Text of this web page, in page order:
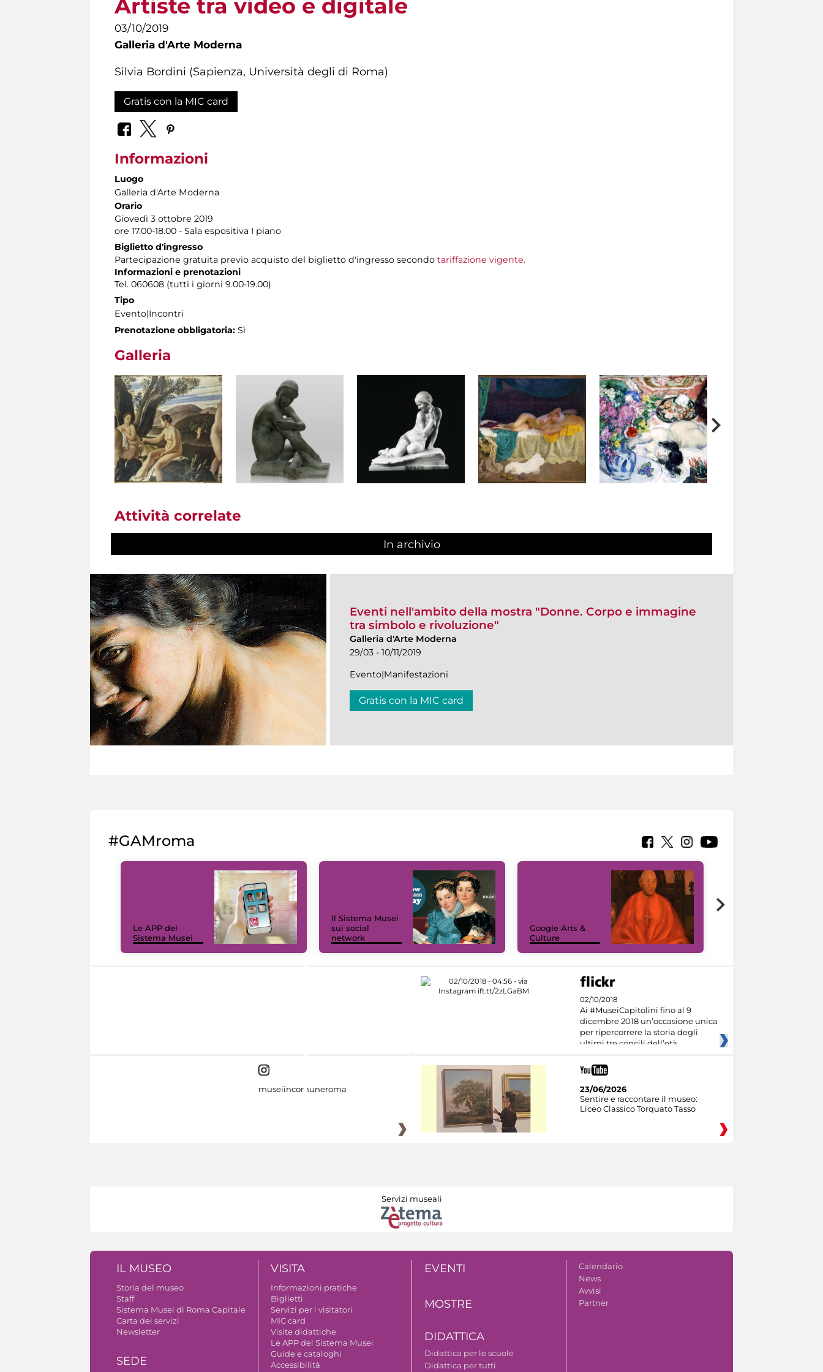
Artiste tra video e digitale
03/10/2019
Galleria d'Arte Moderna
Silvia Bordini (Sapienza, Università degli di Roma)
Gratis con la MIC card
Informazioni
Luogo
Galleria d'Arte Moderna
Orario
Giovedì 3 ottobre 2019
ore 17.00-18.00 - Sala espositiva I piano
Biglietto d'ingresso
Partecipazione gratuita previo acquisto del biglietto d'ingresso secondo tariffazione vigente.
Informazioni e prenotazioni
Tel. 060608 (tutti i giorni 9.00-19.00)
Tipo
Evento|Incontri
Prenotazione obbligatoria: Sì
Galleria
Attività correlate
In archivio
Eventi nell'ambito della mostra "Donne. Corpo e immagine
tra simbolo e rivoluzione"
Galleria d'Arte Moderna
29/03 - 10/11/2019
Evento|Manifestazioni
Gratis con la MIC card
#GAMroma
Le APP del
Sistema Musei
Il Sistema Musei
sui social
network
Google Arts &
Culture
02/10/2018
Ai #MuseiCapitolini fino al 9
dicembre 2018 un’occasione unica
per ripercorrere la storia degli
ultimi tre concili dell’età
museiincomuneroma
23/06/2026
Sentire e raccontare il museo:
Liceo Classico Torquato Tasso
Servizi museali
IL MUSEO
Storia del museo
Staff
Sistema Musei di Roma Capitale
Carta dei servizi
Newsletter
SEDE
VISITA
Informazioni pratiche
Biglietti
Servizi per i visitatori
MIC card
Visite didattiche
Le APP del Sistema Musei
Guide e cataloghi
Accessibilità
EVENTI
MOSTRE
DIDATTICA
Didattica per le scuole
Didattica per tutti
Calendario
News
Avvisi
Partner